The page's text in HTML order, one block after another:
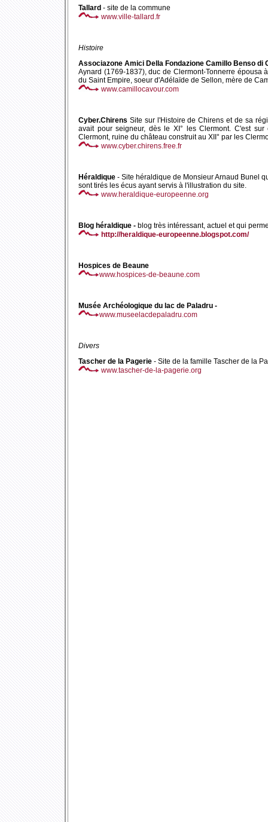
Tallard - site de la commune
www.ville-tallard.fr
Histoire
Associazone Amici Della Fondazione Camillo Benso di
Aynard (1769-1837), duc de Clermont-Tonnerre
du Saint Empire, soeur d'Adélaïde de Sellon, mère de
www.camillocavour.com
Cyber.Chirens Site sur l'Histoire de Chirens et de sa
avait pour seigneur, dès le XI° les Clermont. C'est
Clermont, ruine du château construit au XII° par les
www.cyber.chirens.free.fr
Héraldique - Site héraldique de Monsieur Arnaud Bunel
sont tirés les écus ayant servis à l'illustration du site.
www.heraldique-europeenne.org
Blog héraldique - blog très intéressant, actuel et qui
http://heraldique-europeenne.blogspot.com/
Hospices de Beaune
www.hospices-de-beaune.com
Musée Archéologique du lac de Paladru -
www.museelacdepaladru.com
Divers
Tascher de la Pagerie - Site de la famille Tascher de la
www.tascher-de-la-pagerie.org